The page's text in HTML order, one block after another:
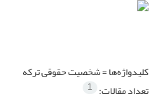
کلیدواژه‌ها =شخصیت حقوقی ترکه
تعداد مقالات: 1